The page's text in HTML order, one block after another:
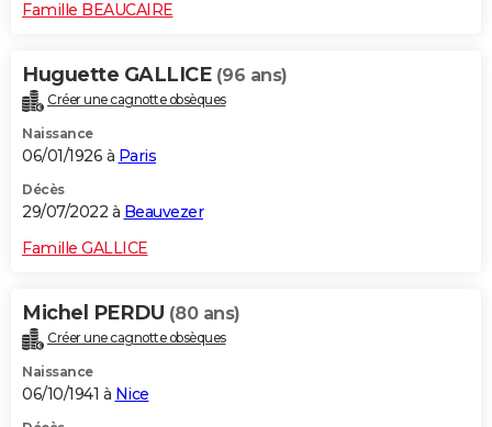
Famille BEAUCAIRE
Huguette GALLICE (96 ans)
Créer une cagnotte obsèques
Naissance
06/01/1926 à Paris
Décès
29/07/2022 à Beauvezer
Famille GALLICE
Michel PERDU (80 ans)
Créer une cagnotte obsèques
Naissance
06/10/1941 à Nice